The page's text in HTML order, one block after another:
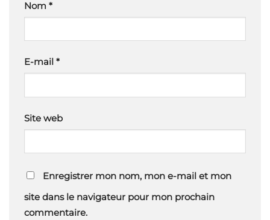
Nom *
E-mail *
Site web
Enregistrer mon nom, mon e-mail et mon
site dans le navigateur pour mon prochain
commentaire.